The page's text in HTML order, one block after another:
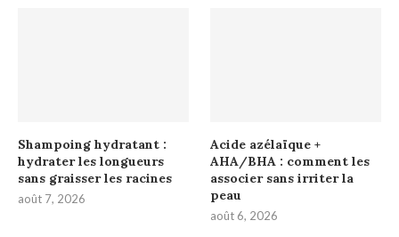
Shampoing hydratant :
hydrater les longueurs
sans graisser les racines
août 7, 2026
Acide azélaïque +
AHA/BHA : comment les
associer sans irriter la
peau
août 6, 2026